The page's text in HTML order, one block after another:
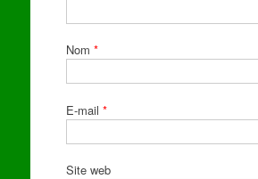
Nom *
E-mail *
Site web